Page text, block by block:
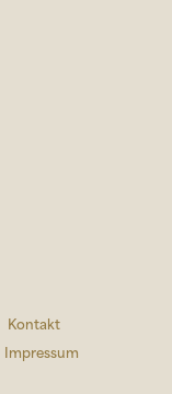
Kontakt
Impressum